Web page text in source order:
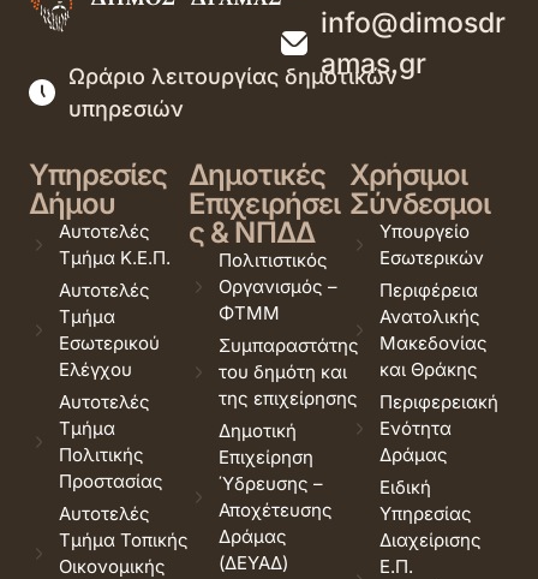
info@dimosdr
amas.gr
Ωράριο λειτουργίας δημοτικών
υπηρεσιών
Υπηρεσίες
Δήμου
Αυτοτελές
Τμήμα Κ.Ε.Π.
Αυτοτελές
Τμήμα
Εσωτερικού
Ελέγχου
Αυτοτελές
Τμήμα
Πολιτικής
Προστασίας
Αυτοτελές
Τμήμα Τοπικής
Οικονομικής
Δημοτικές
Επιχειρήσει
ς & ΝΠΔΔ
Πολιτιστικός
Οργανισμός –
ΦΤΜΜ
Συμπαραστάτης
του δημότη και
της επιχείρησης
Δημοτική
Επιχείρηση
Ύδρευσης –
Αποχέτευσης
Δράμας
(ΔΕΥΑΔ)
Χρήσιμοι
Σύνδεσμοι
Υπουργείο
Εσωτερικών
Περιφέρεια
Ανατολικής
Μακεδονίας
και Θράκης
Περιφερειακή
Ενότητα
Δράμας
Ειδική
Υπηρεσίας
Διαχείρισης
Ε.Π.